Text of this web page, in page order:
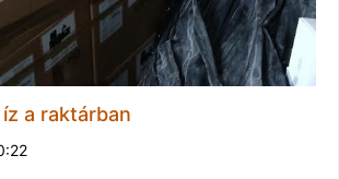
a raktárban